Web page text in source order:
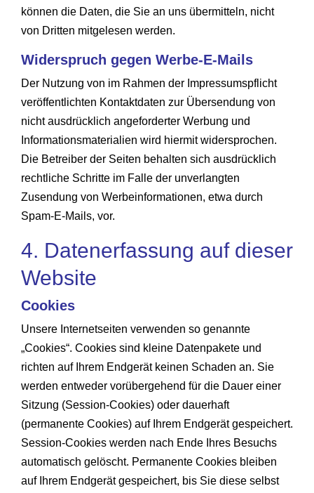
können die Daten, die Sie an uns übermitteln, nicht
von Dritten mitgelesen werden.
Widerspruch gegen Werbe-E-Mails
Der Nutzung von im Rahmen der Impressumspflicht
veröffentlichten Kontaktdaten zur Übersendung von
nicht ausdrücklich angeforderter Werbung und
Informationsmaterialien wird hiermit widersprochen.
Die Betreiber der Seiten behalten sich ausdrücklich
rechtliche Schritte im Falle der unverlangten
Zusendung von Werbeinformationen, etwa durch
Spam-E-Mails, vor.
4. Datenerfassung auf dieser
Website
Cookies
Unsere Internetseiten verwenden so genannte
„Cookies“. Cookies sind kleine Datenpakete und
richten auf Ihrem Endgerät keinen Schaden an. Sie
werden entweder vorübergehend für die Dauer einer
Sitzung (Session-Cookies) oder dauerhaft
(permanente Cookies) auf Ihrem Endgerät gespeichert.
Session-Cookies werden nach Ende Ihres Besuchs
automatisch gelöscht. Permanente Cookies bleiben
auf Ihrem Endgerät gespeichert, bis Sie diese selbst